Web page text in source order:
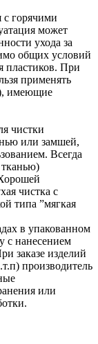
горячими
может
ухода за
общих условий
пластиков. При
применять
имеющие
чистки
или замшей,
Всегда
чистка с
типа ”мягкая
в упакованном
с нанесением
заказе изделий
производитель
или